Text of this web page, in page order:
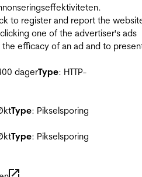
to register and report the
one of the advertiser's ads
efficacy of an ad and to
dagerType: HTTP-
Type: Pikselsporing
Type: Pikselsporing